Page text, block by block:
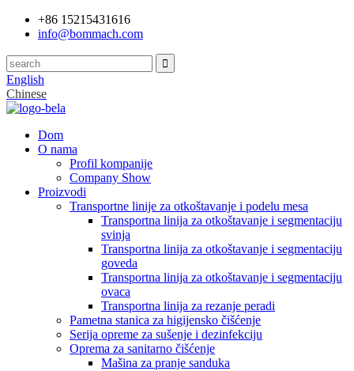
+86 15215431616
info@bommach.com
English
Chinese
Dom
O nama
Profil kompanije
Company Show
Proizvodi
Transportne linije za otkoštavanje i podelu mesa
Transportna linija za otkoštavanje i segmentaciju
svinja
Transportna linija za otkoštavanje i segmentaciju
goveda
Transportna linija za otkoštavanje i segmentaciju
ovaca
Transportna linija za rezanje peradi
Pametna stanica za higijensko čišćenje
Serija opreme za sušenje i dezinfekciju
Oprema za sanitarno čišćenje
Mašina za pranje sanduka